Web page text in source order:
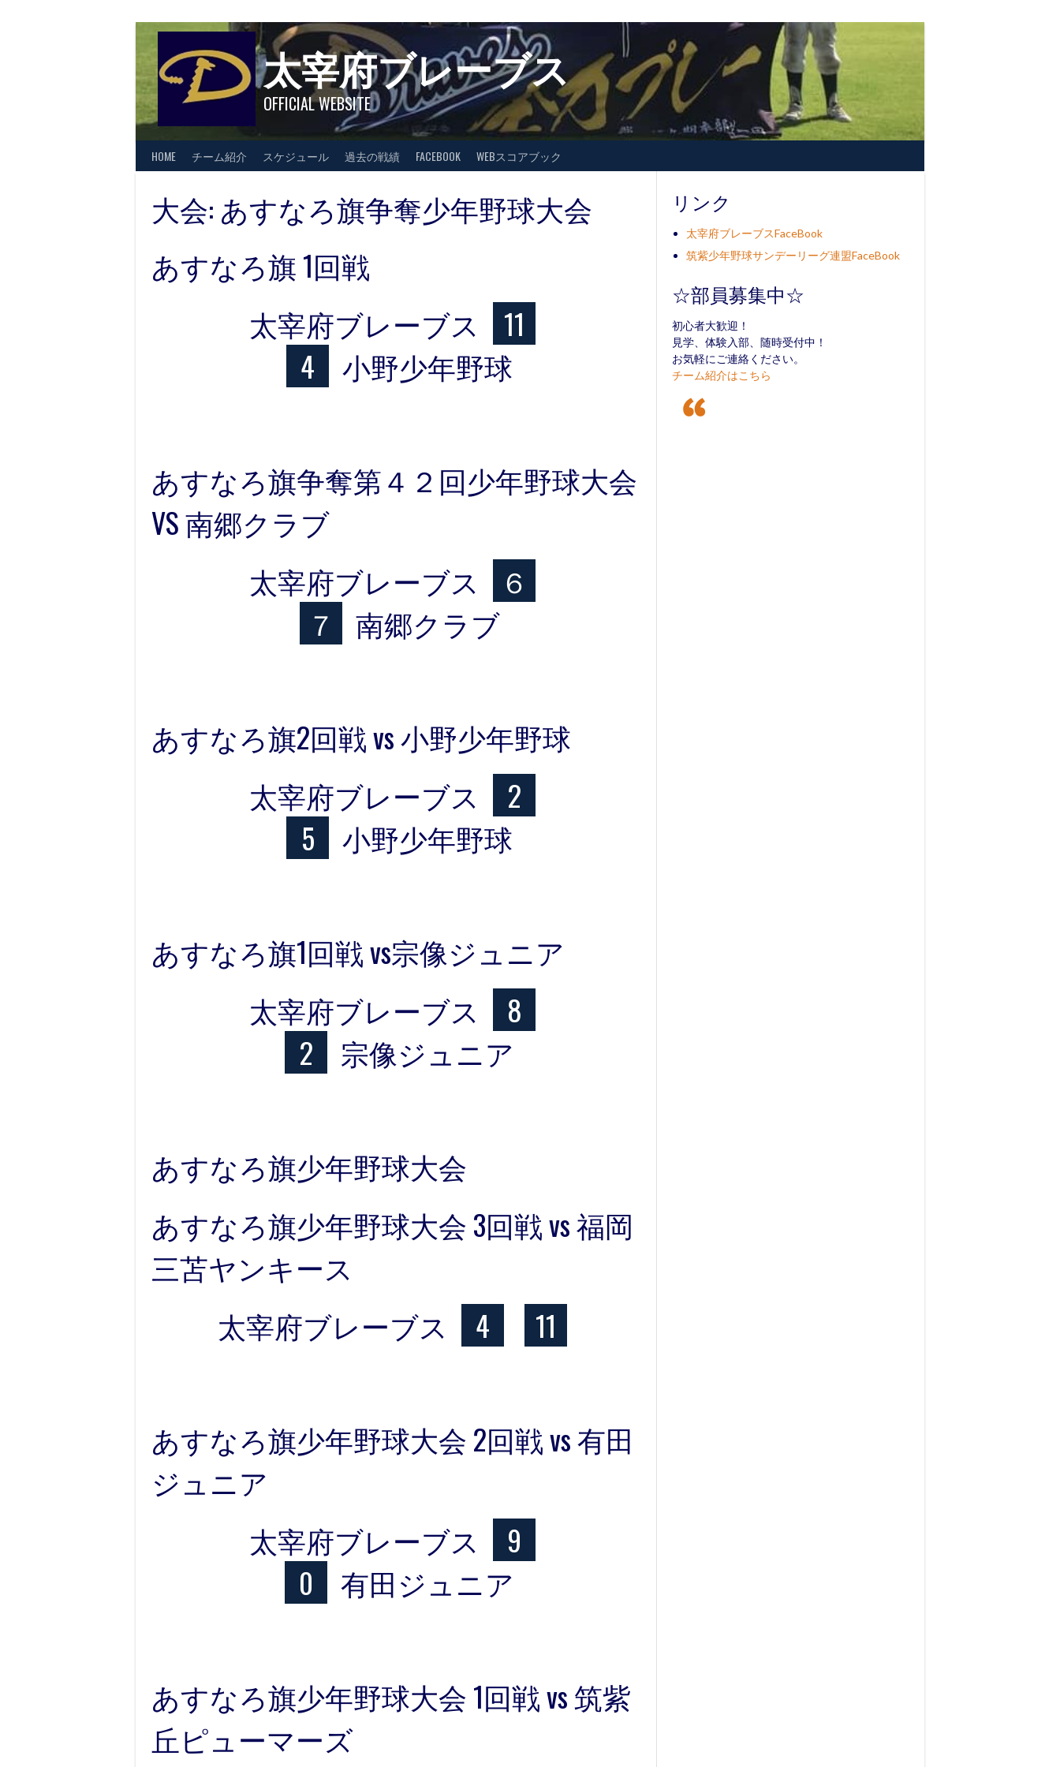
太宰府ブレーブス
OFFICIAL WEBSITE
HOME チーム紹介 スケジュール 過去の戦績 FACEBOOK WEBスコアブック
大会: あすなろ旗争奪少年野球大会
あすなろ旗 1回戦
太宰府ブレーブス
11
4
小野少年野球
あすなろ旗争奪第４２回少年野球大会
VS 南郷クラブ
太宰府ブレーブス
６
７
南郷クラブ
あすなろ旗2回戦 vs 小野少年野球
太宰府ブレーブス
2
5
小野少年野球
あすなろ旗1回戦 vs宗像ジュニア
太宰府ブレーブス
8
2
宗像ジュニア
あすなろ旗少年野球大会
あすなろ旗少年野球大会 3回戦 vs 福岡
三苫ヤンキース
太宰府ブレーブス
4 11
あすなろ旗少年野球大会 2回戦 vs 有田
ジュニア
太宰府ブレーブス
9
0
有田ジュニア
あすなろ旗少年野球大会 1回戦 vs 筑紫
丘ピューマーズ
リンク
太宰府ブレーブスFaceBook
筑紫少年野球サンデーリーグ連盟FaceBook
☆部員募集中☆
初心者大歓迎！
見学、体験入部、随時受付中！
お気軽にご連絡ください。
チーム紹介はこちら